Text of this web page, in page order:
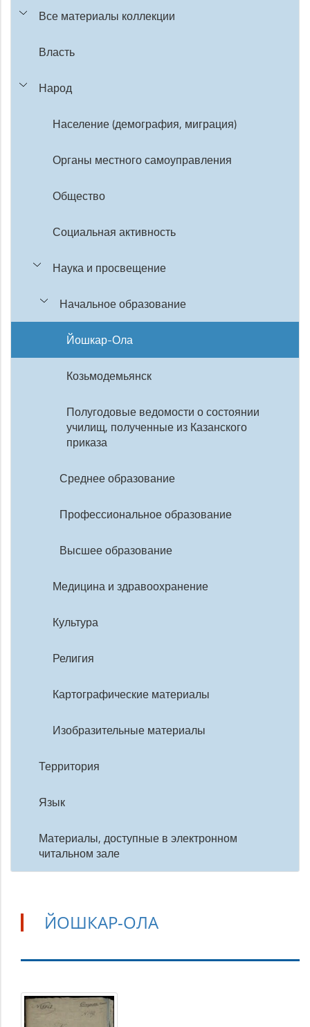
Все материалы коллекции
Власть
Народ
Население (демография, миграция)
Органы местного самоуправления
Общество
Социальная активность
Наука и просвещение
Начальное образование
Йошкар-Ола
Козьмодемьянск
Полугодовые ведомости о состоянии
училищ, полученные из Казанского
приказа
Среднее образование
Профессиональное образование
Высшее образование
Медицина и здравоохранение
Культура
Религия
Картографические материалы
Изобразительные материалы
Территория
Язык
Материалы, доступные в электронном
читальном зале
ЙОШКАР-ОЛА
Йошкар-
Ола